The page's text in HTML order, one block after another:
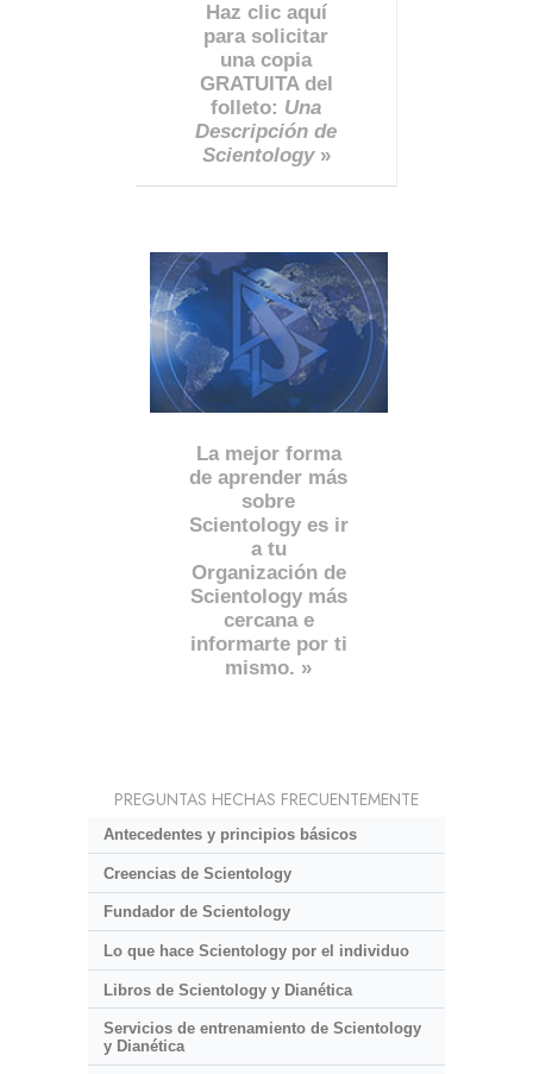
Haz clic aquí
para solicitar
una copia
GRATUITA del
folleto: Una
Descripción de
Scientology»
La mejor forma
de aprender más
sobre
Scientology es ir
a tu
Organización de
Scientology más
cercana e
informarte por ti
mismo. »
PREGUNTAS HECHAS FRECUENTEMENTE
Antecedentes y principios básicos
Creencias de Scientology
Fundador de Scientology
Lo que hace Scientology por el individuo
Libros de Scientology y Dianética
Servicios de entrenamiento de Scientology
y Dianética